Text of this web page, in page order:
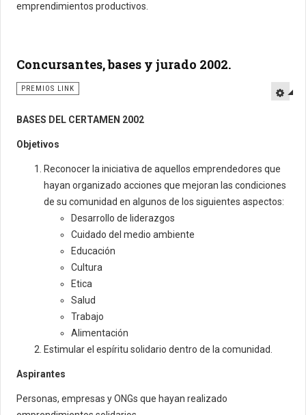
emprendimientos productivos.
Concursantes, bases y jurado 2002.
PREMIOS LINK
BASES DEL CERTAMEN 2002
Objetivos
Reconocer la iniciativa de aquellos emprendedores que
hayan organizado acciones que mejoran las condiciones
de su comunidad en algunos de los siguientes aspectos:
Desarrollo de liderazgos
Cuidado del medio ambiente
Educación
Cultura
Etica
Salud
Trabajo
Alimentación
Estimular el espíritu solidario dentro de la comunidad.
Aspirantes
Personas, empresas y ONGs que hayan realizado